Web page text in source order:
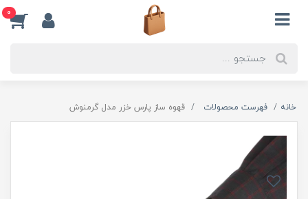
0
خانه فهرست محصولات قهوه ساز پارس خزر مدل گرمنوش